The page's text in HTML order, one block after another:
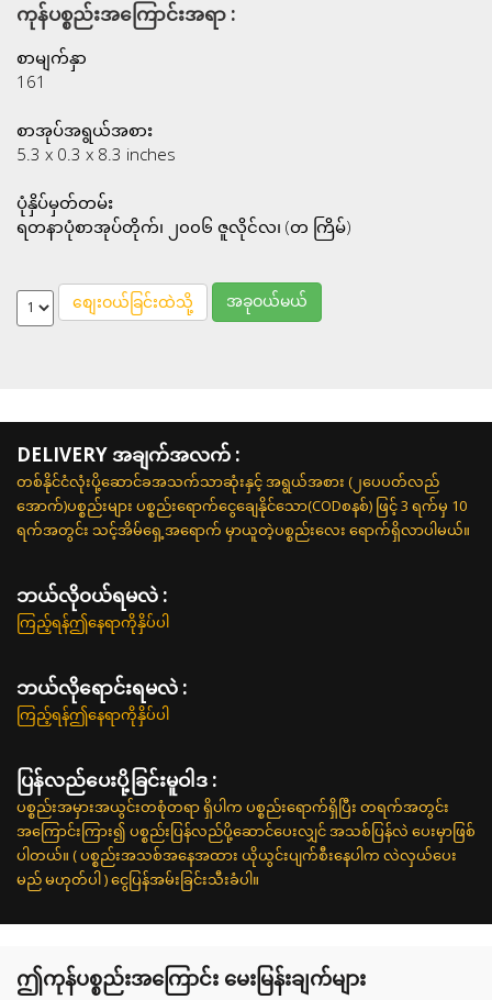
ကုန်ပစ္စည်းအကြောင်းအရာ :
စာမျက်နှာ
161
စာအုပ်အရွယ်အစား
5.3 x 0.3 x 8.3 inches
ပုံနှိပ်မှတ်တမ်း
ရတနာပုံစာအုပ်တိုက်၊ ၂၀၀၆ ဇူလိုင်လ၊ (တ ကြိမ်)
စျေးဝယ်ခြင်းထဲသို့ အခုဝယ်မယ်
DELIVERY အချက်အလက် :
တစ်နိုင်ငံလုံးပို့ဆောင်ခအသက်သာဆုံးနှင့် အရွယ်အစား (၂ပေပတ်လည်
အောက်)ပစ္စည်းများ ပစ္စည်းရောက်ငွေချေနိုင်သော(CODစနစ်) ဖြင့် 3 ရက်မှ 10
ရက်အတွင်း သင့်အိမ်ရှေ့အရောက် မှာယူတဲ့ပစ္စည်းလေး ရောက်ရှိလာပါမယ်။
ဘယ်လို၀ယ်ရမလဲ :
ကြည့်ရန်ဤနေရာကိုနှိပ်ပါ
ဘယ်လိုရောင်းရမလဲ :
ကြည့်ရန်ဤနေရာကိုနှိပ်ပါ
ပြန်လည်ပေးပို့ခြင်းမူဝါဒ :
ပစ္စည်းအမှားအယွင်းတစုံတရာ ရှိပါက ပစ္စည်းရောက်ရှိပြီး တရက်အတွင်း
အကြောင်းကြား၍ ပစ္စည်းပြန်လည်ပို့ဆောင်ပေးလျှင် အသစ်ပြန်လဲ ပေးမှာဖြစ်
ပါတယ်။ ( ပစ္စည်းအသစ်အနေအထား ယိုယွင်းပျက်စီးနေပါက လဲလှယ်ပေး
မည် မဟုတ်ပါ ) ငွေပြန်အမ်းခြင်းသီးခံပါ။
ဤကုန်ပစ္စည်းအကြောင်း မေးမြန်းချက်များ